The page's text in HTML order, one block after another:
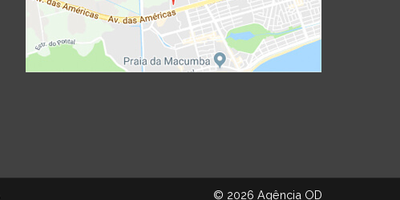
© 2026 Agência OD